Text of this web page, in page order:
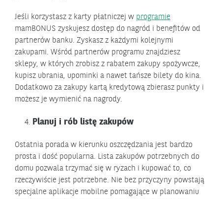
Jeśli korzystasz z karty płatniczej w programie
mamBONUS zyskujesz dostęp do nagród i benefitów od
partnerów banku. Zyskasz z każdymi kolejnymi
zakupami. Wśród partnerów programu znajdziesz
sklepy, w których zrobisz z rabatem zakupy spożywcze,
kupisz ubrania, upominki a nawet tańsze bilety do kina.
Dodatkowo za zakupy kartą kredytową zbierasz punkty i
możesz je wymienić na nagrody.
Planuj i rób listę zakupów
Ostatnia porada w kierunku oszczędzania jest bardzo
prosta i dość popularna. Lista zakupów potrzebnych do
domu pozwala trzymać się w ryzach i kupować to, co
rzeczywiście jest potrzebne. Nie bez przyczyny powstają
specjalne aplikacje mobilne pomagające w planowaniu